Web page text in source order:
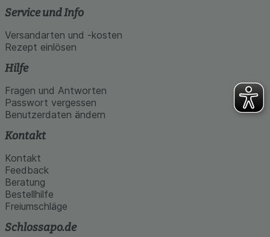
Service und Info
Versandarten und -kosten
Rezept einlösen
Hilfe
Fragen und Antworten
Passwort vergessen
Benutzerdaten ändern
Kontakt
Kontakt
Feedback
Beratung
Bestellhilfe
Freiumschläge
Schlossapo.de